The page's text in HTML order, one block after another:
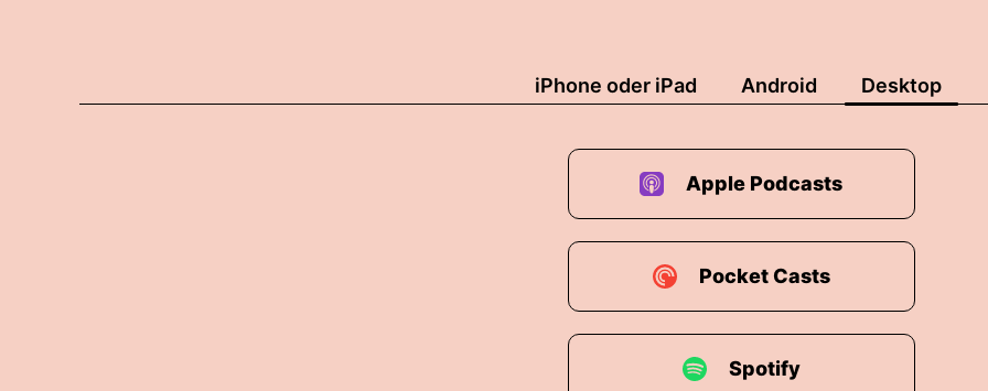
iPhone oder iPad Android Desktop
Apple Podcasts
Pocket Casts
Spotify